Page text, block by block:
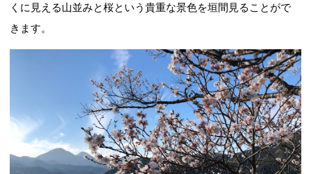
くに見える山並みと桜という貴重な景色を垣間見ることがで
きます。